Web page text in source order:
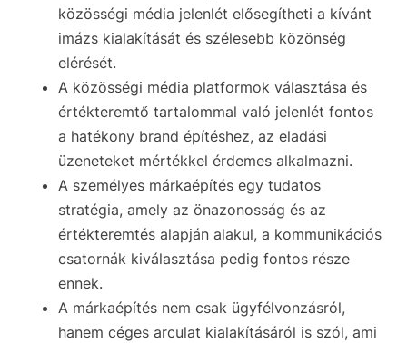
közösségi média jelenlét elősegítheti a kívánt
imázs kialakítását és szélesebb közönség
elérését.
A közösségi média platformok választása és
értékteremtő tartalommal való jelenlét fontos
a hatékony brand építéshez, az eladási
üzeneteket mértékkel érdemes alkalmazni.
A személyes márkaépítés egy tudatos
stratégia, amely az önazonosság és az
értékteremtés alapján alakul, a kommunikációs
csatornák kiválasztása pedig fontos része
ennek.
A márkaépítés nem csak ügyfélvonzásról,
hanem céges arculat kialakításáról is szól, ami